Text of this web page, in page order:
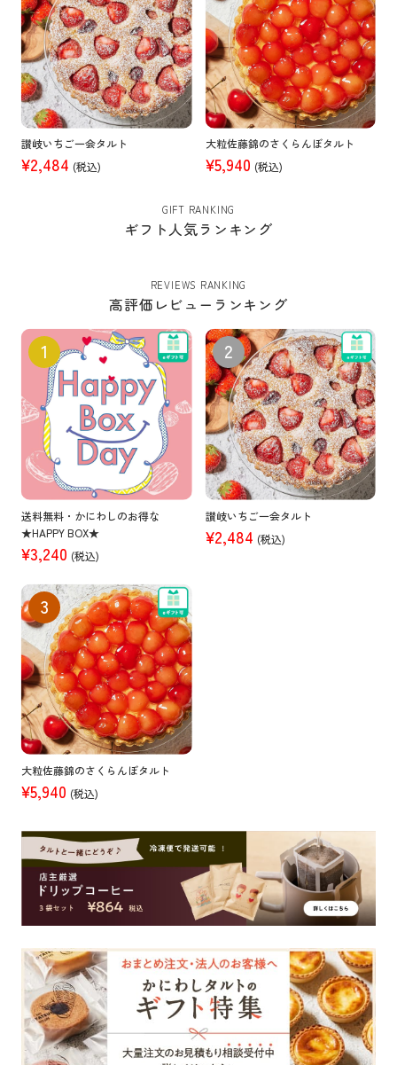
讃岐いちご一会タルト
¥2,484 (税込)
大粒佐藤錦のさくらんぼタルト
¥5,940 (税込)
GIFT RANKING
ギフト人気ランキング
REVIEWS RANKING
高評価レビューランキング
送料無料・かにわしのお得な
★HAPPY BOX★
¥3,240 (税込)
讃岐いちご一会タルト
¥2,484 (税込)
大粒佐藤錦のさくらんぼタルト
¥5,940 (税込)